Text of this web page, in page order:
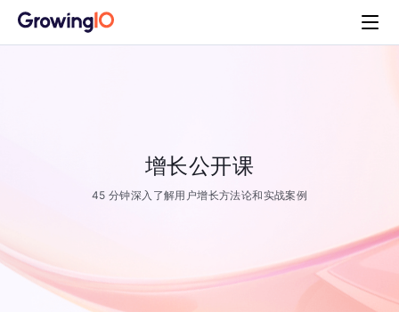
增长公开课
45 分钟深入了解用户增长方法论和实战案例